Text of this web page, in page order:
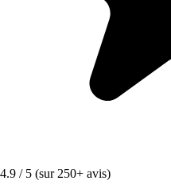
4.9 / 5 (sur 250+ avis)